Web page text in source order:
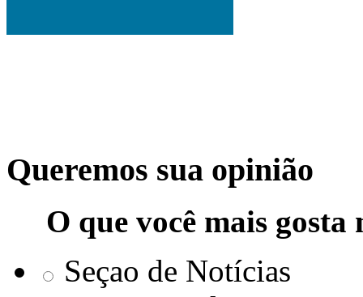
Queremos sua opinião
O que você mais
Seçao de Notícias